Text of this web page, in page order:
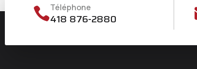
Téléphone
418 876-2880